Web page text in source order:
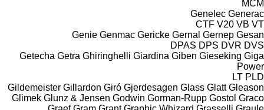
MCM
Genelec Generac
CTF V20 VB VT
Genie Genmac Gericke Gernal Gernep Gesan
DPAS DPS DVR DVS
Getecha Getra Ghiringhelli Giardina Giben Gieseking Giga
Power
LT PLD
Gildemeister Gillardon Giró Gjerdesagen Glass Glatt Gleason
Glimek Glunz & Jensen Godwin Gorman-Rupp Gostol Graco